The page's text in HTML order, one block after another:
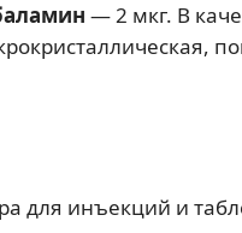
— 2 мкг. В
для инъекций и